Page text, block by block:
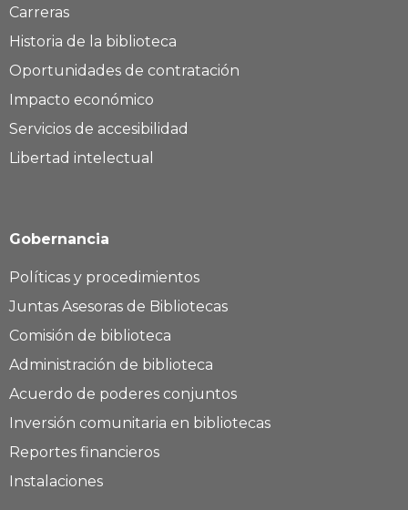
Carreras
Historia de la biblioteca
Oportunidades de contratación
Impacto económico
Servicios de accesibilidad
Libertad intelectual
Gobernancia
Políticas y procedimientos
Juntas Asesoras de Bibliotecas
Comisión de biblioteca
Administración de biblioteca
Acuerdo de poderes conjuntos
Inversión comunitaria en bibliotecas
Reportes financieros
Instalaciones